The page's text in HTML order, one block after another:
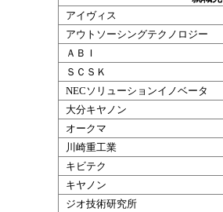
アイヴィス
アウトソーシングテクノロジー
ＡＢＩ
ＳＣＳＫ
NECソリューションイノベータ
大分キヤノン
オークマ
川崎重工業
キビテク
キヤノン
ジオ技術研究所